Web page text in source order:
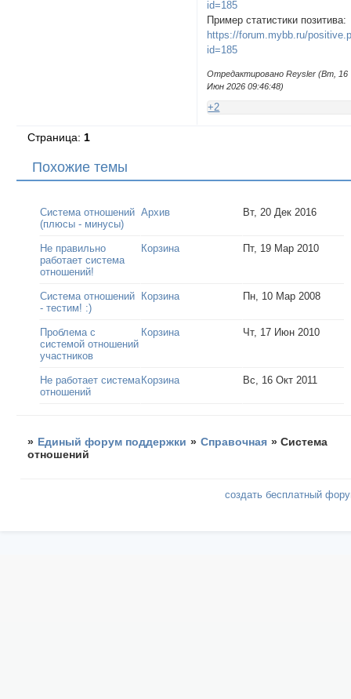
id=185
Пример статистики позитива:
https://forum.mybb.ru/
id=185
Отредактировано Reysler (Вт, 16
Июн 2026 09:46:48)
+2
Страница: 1
Похожие темы
Система отношений
(плюсы - минусы)
Архив Вт, 20 Дек 2016
Не правильно
работает система
отношений!
Корзина Пт, 19 Мар 2010
Система отношений
- тестим! :)
Корзина Пн, 10 Мар 2008
Проблема с
системой отношений
участников
Корзина Чт, 17 Июн 2010
Не работает система
отношений
Корзина Вс, 16 Окт 2011
» Единый форум поддержки » Справочная »Система
отношений
создать бесплатный